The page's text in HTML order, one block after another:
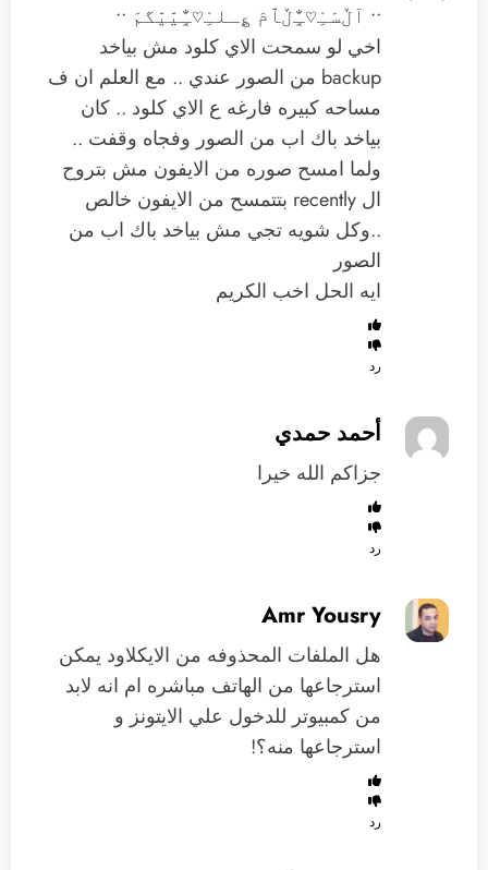
•• آڵسَـِْ♡̨̐ـِْڵٱمَ ؏ـلـِْ♡̨̐ـِْيّيّگمَ ••
اخي لو سمحت الاي كلود مش بياخد
backup من الصور عندي .. مع العلم ان ف
مساحه كبيره فارغه ع الاي كلود .. كان
بياخد باك اب من الصور وفجاه وقفت ..
ولما امسح صوره من الايفون مش بتروح
ال recently بتتمسح من الايفون خالص
..وكل شويه تجي مش بياخد باك اب من
الصور
ايه الحل اخب الكريم
رد
أحمد حمدي
جزاكم الله خيرا
رد
Amr Yousry
هل الملفات المحذوفه من الايكلاود يمكن
استرجاعها من الهاتف مباشره ام انه لابد
من كمبيوتر للدخول علي الايتونز و
استرجاعها منه؟!
رد